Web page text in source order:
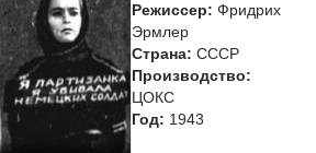
Режиссер: Фридрих
Эрмлер
Страна: СССР
Производство:
ЦОКС
Год: 1943